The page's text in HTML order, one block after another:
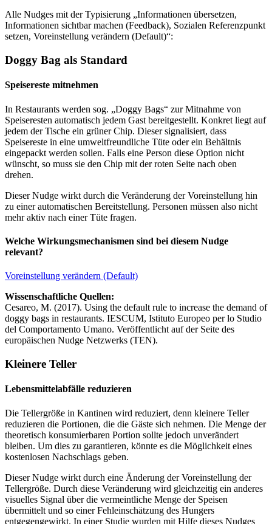
Alle Nudges mit der Typisierung „Informationen übersetzen,
Informationen sichtbar machen (Feedback), Sozialen Referenzpunkt
setzen, Voreinstellung verändern (Default)“:
Doggy Bag als Standard
Speisereste mitnehmen
In Restaurants werden sog. „Doggy Bags“ zur Mitnahme von
Speiseresten automatisch jedem Gast bereitgestellt. Konkret liegt auf
jedem der Tische ein grüner Chip. Dieser signalisiert, dass
Speisereste in eine umweltfreundliche Tüte oder ein Behältnis
eingepackt werden sollen. Falls eine Person diese Option nicht
wünscht, so muss sie den Chip mit der roten Seite nach oben
drehen.
Dieser Nudge wirkt durch die Veränderung der Voreinstellung hin
zu einer automatischen Bereitstellung. Personen müssen also nicht
mehr aktiv nach einer Tüte fragen.
Welche Wirkungsmechanismen sind bei diesem Nudge
relevant?
Voreinstellung verändern (Default)
Wissenschaftliche Quellen:
Cesareo, M. (2017). Using the default rule to increase the demand of
doggy bags in restaurants. IESCUM, Istituto Europeo per lo Studio
del Comportamento Umano. Veröffentlicht auf der Seite des
europäischen Nudge Netzwerks (TEN).
Kleinere Teller
Lebensmittelabfälle reduzieren
Die Tellergröße in Kantinen wird reduziert, denn kleinere Teller
reduzieren die Portionen, die die Gäste sich nehmen. Die Menge der
theoretisch konsumierbaren Portion sollte jedoch unverändert
bleiben. Um dies zu garantieren, könnte es die Möglichkeit eines
kostenlosen Nachschlags geben.
Dieser Nudge wirkt durch eine Änderung der Voreinstellung der
Tellergröße. Durch diese Veränderung wird gleichzeitig ein anderes
visuelles Signal über die vermeintliche Menge der Speisen
übermittelt und so einer Fehleinschätzung des Hungers
entgegengewirkt. In einer Studie wurden mit Hilfe dieses Nudges